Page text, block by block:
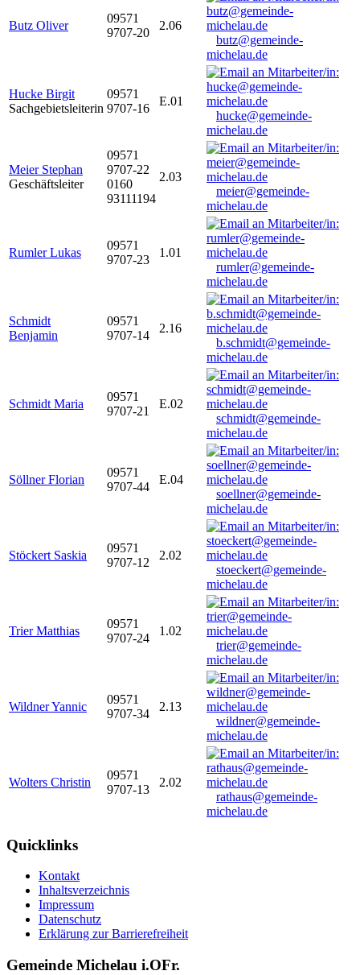
Butz Oliver
09571
9707-20
2.06
butz@gemeinde-
michelau.de
Hucke Birgit
Sachgebietsleiterin
09571
9707-16
E.01
hucke@gemeinde-
michelau.de
Meier Stephan
Geschäftsleiter
09571
9707-22
0160
93111194
2.03
meier@gemeinde-
michelau.de
Rumler Lukas
09571
9707-23
1.01
rumler@gemeinde-
michelau.de
Schmidt
Benjamin
09571
9707-14
2.16
b.schmidt@gemeinde-
michelau.de
Schmidt Maria
09571
9707-21
E.02
schmidt@gemeinde-
michelau.de
Söllner Florian
09571
9707-44
E.04
soellner@gemeinde-
michelau.de
Stöckert Saskia
09571
9707-12
2.02
stoeckert@gemeinde-
michelau.de
Trier Matthias
09571
9707-24
1.02
trier@gemeinde-
michelau.de
Wildner Yannic
09571
9707-34
2.13
wildner@gemeinde-
michelau.de
Wolters Christin
09571
9707-13
2.02
rathaus@gemeinde-
michelau.de
Quicklinks
Kontakt
Inhaltsverzeichnis
Impressum
Datenschutz
Erklärung zur Barrierefreiheit
Gemeinde Michelau i.OFr.